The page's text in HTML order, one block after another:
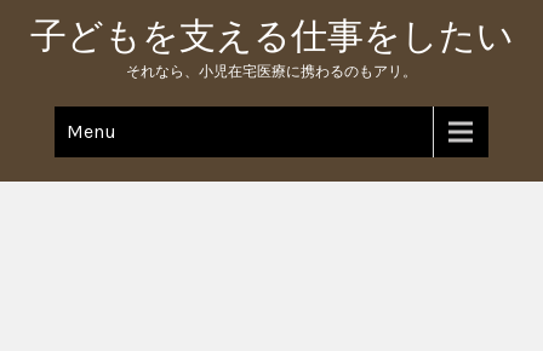
子どもを支える仕事をしたい
それなら、小児在宅医療に携わるのもアリ。
Menu